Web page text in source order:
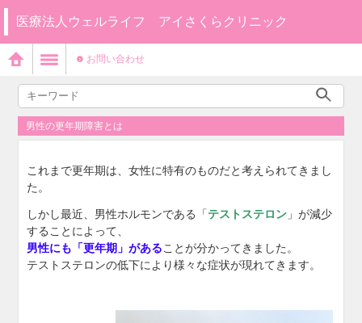
医療法人ウェルライフ アイさくらクリニック
お問い合わせ
男性の更年期障害とは
これまで更年期は、女性に特有のものだと考えられてきまし
た。
しかし最近、男性ホルモンである「テストステロン 」が減少
することによって、
男性にも「更年期」があることが分かってきました。
テストステロンの低下により様々な症状が現れてきます。